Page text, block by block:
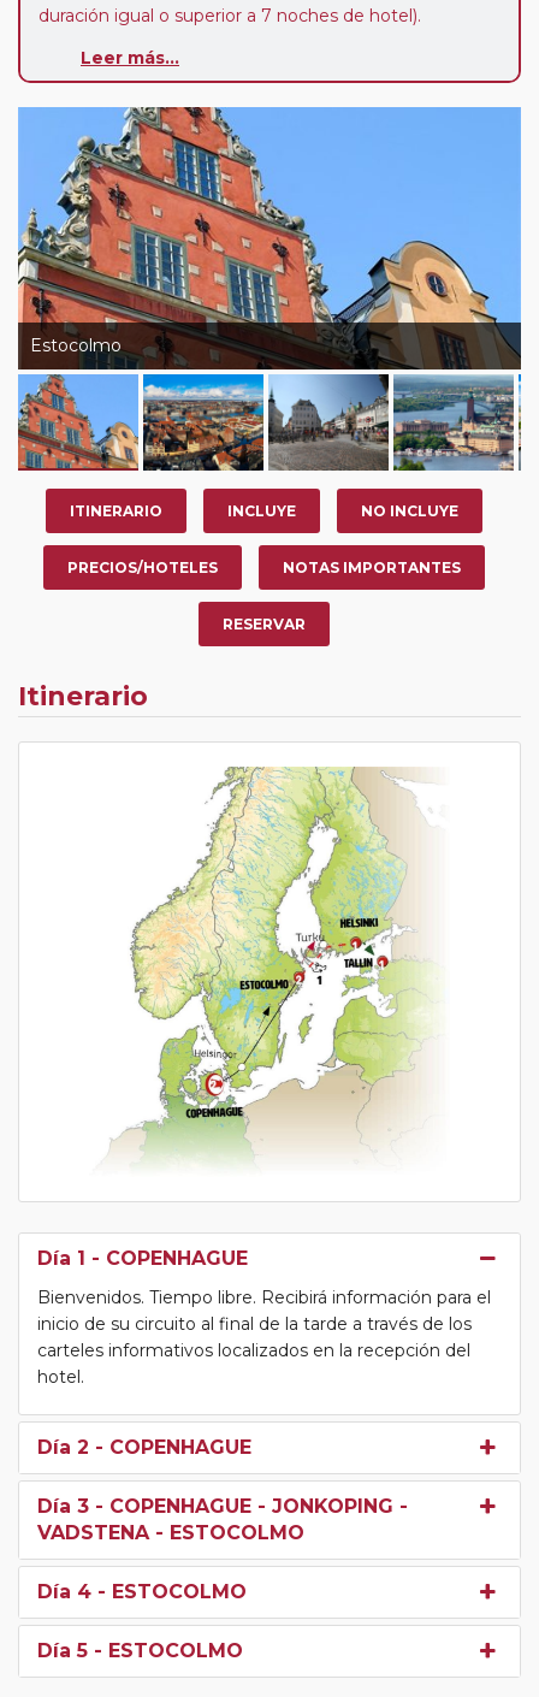
duración igual o superior a 7 noches de hotel).
Paradas en Ruta:
su viaje, en la ciudad que desee por período de 1, 3, 4 o
7 noches según circuito y fechas de salida. Es
fundamental que el circuito tenga salida posterior a la
fecha escogida y permita la salida deseada. El
suplemento por parada efectuada es de 40 Euros/52
Dólares por persona. Si la parada se realiza para tomar
otro circuito del mismo proveedor no se abonará este
suplemento.
Pasajero Club:este circuito, en cualquier época del
año, ofrece a los pasajeros que ya hayan viajado con
nosotros en los últimos 3 años y que pertenezcan a
nuestro Club de Pasajeros (cuya obtención se realiza
tras rellenar el cuestionario de satisfacción en "Mi viaje")
o los que estén en luna de miel contarán con un
descuento del 5%.
Leer más...
Estocolmo
ITINERARIO INCLUYE NO INCLUYE
PRECIOS/HOTELES NOTAS IMPORTANTES
RESERVAR
Itinerario
Día 1 - COPENHAGUE
Bienvenidos. Tiempo libre. Recibirá información para el
inicio de su circuito al final de la tarde a través de los
carteles informativos localizados en la recepción del
hotel.
Día 2 - COPENHAGUE
Día 3 - COPENHAGUE - JONKOPING -
VADSTENA - ESTOCOLMO
Día 4 - ESTOCOLMO
Día 5 - ESTOCOLMO